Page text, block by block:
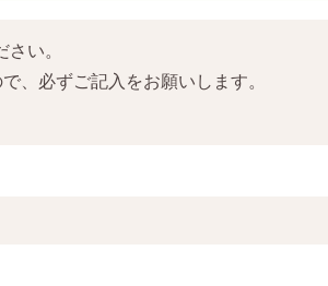
い。
、必ずご記入をお願いします。